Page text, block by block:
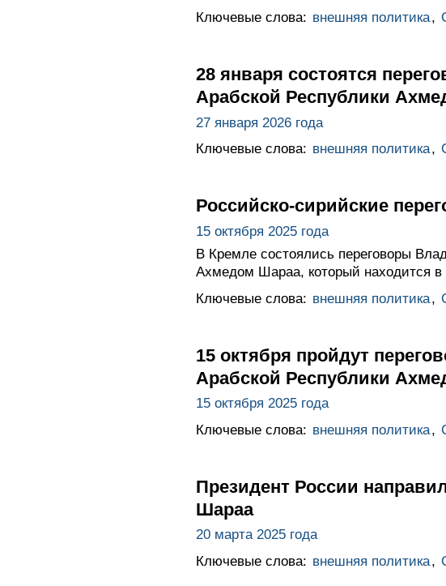
Ключевые слова: внешняя политика,
28 января состоятся
Арабской Республики
27 января 2026 года
Ключевые слова: внешняя политика,
Российско-сирийские
15 октября 2025 года
В Кремле состоялись переговоры
Ахмедом Шараа, который находится
Ключевые слова: внешняя политика,
15 октября пройдут
Арабской Республики
15 октября 2025 года
Ключевые слова: внешняя политика,
Президент России
Шараа
20 марта 2025 года
Ключевые слова: внешняя политика,